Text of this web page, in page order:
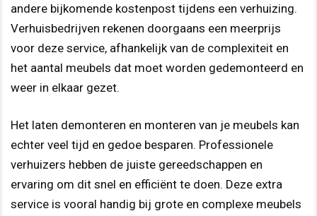
andere bijkomende kostenpost tijdens een verhuizing.
Verhuisbedrijven rekenen doorgaans een meerprijs
voor deze service, afhankelijk van de complexiteit en
het aantal meubels dat moet worden gedemonteerd en
weer in elkaar gezet.
Het laten demonteren en monteren van je meubels kan
echter veel tijd en gedoe besparen. Professionele
verhuizers hebben de juiste gereedschappen en
ervaring om dit snel en efficiënt te doen. Deze extra
service is vooral handig bij grote en complexe meubels